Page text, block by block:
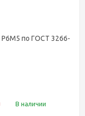
Р6М5 по ГОСТ 3266-
В наличии